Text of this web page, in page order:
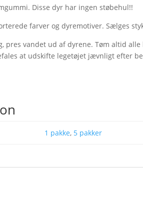
Disse dyr har ingen støbehul!!
farver og dyremotiver. Sælges
pres vandet ud af dyrene. Tøm altid alle
at udskifte legetøjet jævnligt efter
1 pakke, 5 pakker